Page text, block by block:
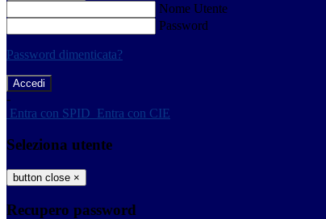
Nome Utente
Password
Password dimenticata?
-
Entra con SPID Entra con CIE
Seleziona utente
button close ×
Recupero password